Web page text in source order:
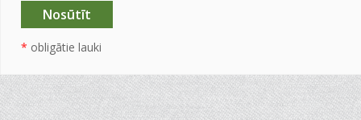
* obligātie lauki